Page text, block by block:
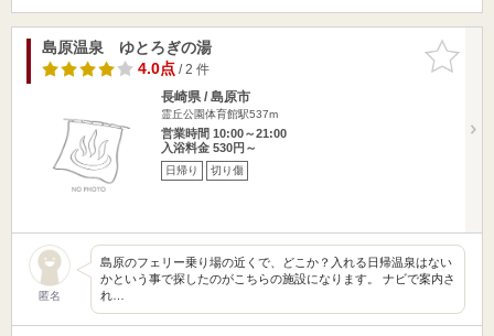
お気に入
りに追加
島原温泉 ゆとろぎの湯
4.0点/ 2 件
長崎県 / 島原市
霊丘公園体育館駅537m
営業時間 10:00～21:00
入浴料金 530円～
日帰り 切り傷
匿名
島原のフェリー乗り場の近くで、どこか？入れる日帰温泉はない
かという事で探したのがこちらの施設になります。 ナビで案内さ
れ…